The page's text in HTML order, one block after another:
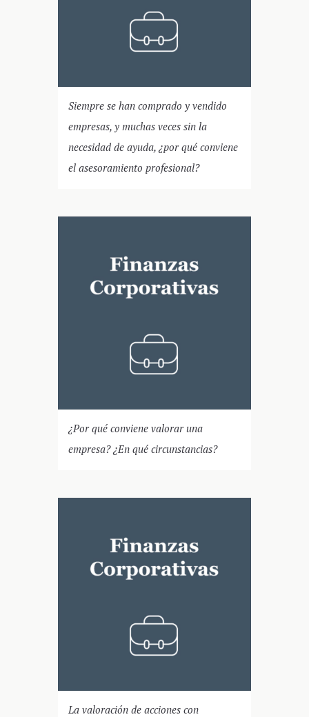
Siempre se han comprado y vendido
empresas, y muchas veces sin la
necesidad de ayuda, ¿por qué conviene
el asesoramiento profesional?
¿Por qué conviene valorar una
empresa? ¿En qué circunstancias?
La valoración de acciones con